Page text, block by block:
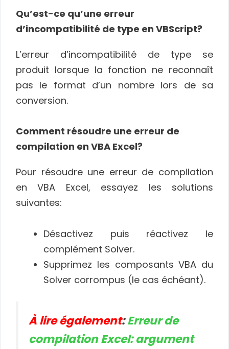
Qu’est-ce qu’une erreur
d’incompatibilité de type en VBScript?
L’erreur d’incompatibilité de type se
produit lorsque la fonction ne reconnaît
pas le format d’un nombre lors de sa
conversion.
Comment résoudre une erreur de
compilation en VBA Excel?
Pour résoudre une erreur de compilation
en VBA Excel, essayez les solutions
suivantes:
Désactivez puis réactivez le
complément Solver.
Supprimez les composants VBA du
Solver corrompus (le cas échéant).
À lire également:Erreur de
compilation Excel: argument